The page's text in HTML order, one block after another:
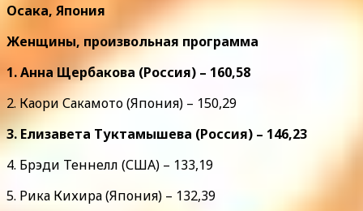
Осака, Япония
Женщины, произвольная программа
1. Анна Щербакова (Россия) – 160,58
2. Каори Сакамото (Япония) – 150,29
3. Елизавета Туктамышева (Россия) – 146,23
4. Брэди Теннелл (США) – 133,19
5. Рика Кихира (Япония) – 132,39